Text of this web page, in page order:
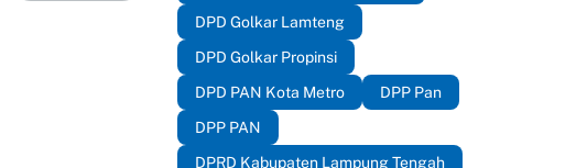
DPD Golkar Lamteng
DPD Golkar Propinsi
DPD PAN Kota Metro
DPP Pan
DPP PAN
DPRD Kabupaten Lampung Tengah